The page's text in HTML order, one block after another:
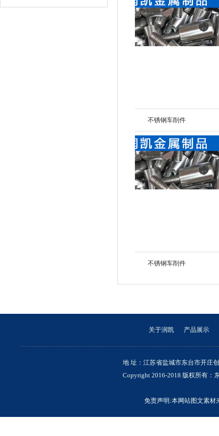
不锈钢车削件
不锈钢车削件
关于润凯 产品展示
地 址：江苏省盐城市东台市开庄
Copyright 2016-2018 版权所有：
免责声明:本网站图文素材